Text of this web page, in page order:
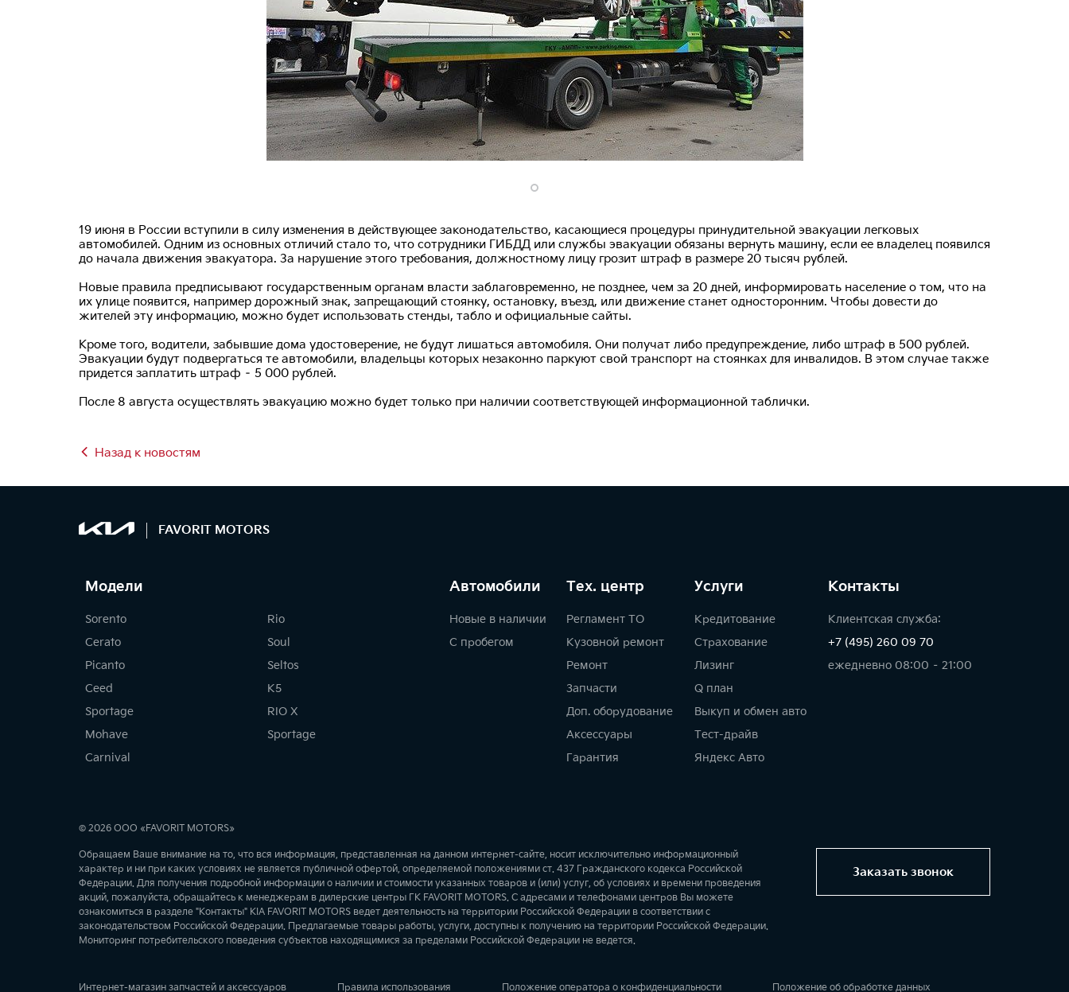
19 июня в России вступили в силу изменения в действующее законодательство, касающиеся процедуры принудительной эвакуации легковых
автомобилей. Одним из основных отличий стало то, что сотрудники ГИБДД или службы эвакуации обязаны вернуть машину, если ее владелец появился
до начала движения эвакуатора. За нарушение этого требования, должностному лицу грозит штраф в размере 20 тысяч рублей.
Новые правила предписывают государственным органам власти заблаговременно, не позднее, чем за 20 дней, информировать население о том, что на
их улице появится, например дорожный знак, запрещающий стоянку, остановку, въезд, или движение станет односторонним. Чтобы довести до
жителей эту информацию, можно будет использовать стенды, табло и официальные сайты.
Кроме того, водители, забывшие дома удостоверение, не будут лишаться автомобиля. Они получат либо предупреждение, либо штраф в 500 рублей.
Эвакуации будут подвергаться те автомобили, владельцы которых незаконно паркуют свой транспорт на стоянках для инвалидов. В этом случае также
придется заплатить штраф – 5 000 рублей.
После 8 августа осуществлять эвакуацию можно будет только при наличии соответствующей информационной таблички.
Назад к новостям
FAVORIT MOTORS
Модели
Sorento
Cerato
Picanto
Ceed
Sportage
Mohave
Carnival
Rio
Soul
Seltos
K5
RIO X
Sportage
Автомобили
Новые в наличии
С пробегом
Тех. центр
Регламент ТО
Кузовной ремонт
Ремонт
Запчасти
Доп. оборудование
Аксессуары
Гарантия
Услуги
Кредитование
Страхование
Лизинг
Q план
Выкуп и обмен авто
Тест-драйв
Яндекс Авто
Контакты
Клиентская служба:
+7 (495) 260 09 70
ежедневно 08:00 – 21:00
© 2026 ООО «FAVORIT MOTORS»
Обращаем Ваше внимание на то, что вся информация, представленная на данном интернет-сайте, носит исключительно информационный
характер и ни при каких условиях не является публичной офертой, определяемой положениями ст. 437 Гражданского кодекса Российской
Федерации. Для получения подробной информации о наличии и стоимости указанных товаров и (или) услуг, об условиях и времени проведения
акций, пожалуйста, обращайтесь к менеджерам в дилерские центры ГК FAVORIT MOTORS. С адресами и телефонами центров Вы можете
ознакомиться в разделе "Контакты" KIA FAVORIT MOTORS ведет деятельность на территории Российской Федерации в соответствии с
законодательством Российской Федерации. Предлагаемые товары работы, услуги, доступны к получению на территории Российской Федерации.
Мониторинг потребительского поведения субъектов находящимися за пределами Российской Федерации не ведется.
Заказать звонок
Интернет-магазин запчастей и аксессуаров Правила использования Положение оператора о конфиденциальности Положение об обработке данных